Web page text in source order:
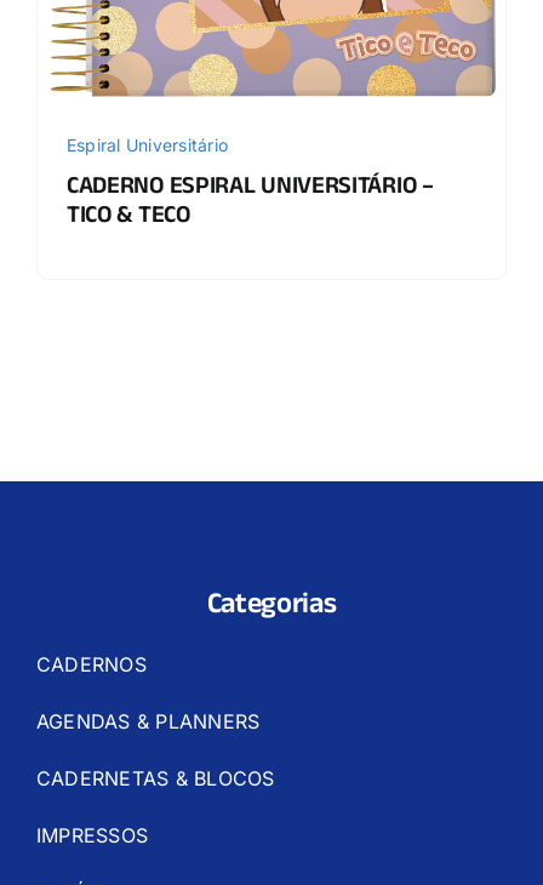
Espiral Universitário
CADERNO ESPIRAL UNIVERSITÁRIO –
TICO & TECO
Categorias
CADERNOS
AGENDAS & PLANNERS
CADERNETAS & BLOCOS
IMPRESSOS